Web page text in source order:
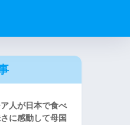
ア人が日本で食べ
に感動して母国